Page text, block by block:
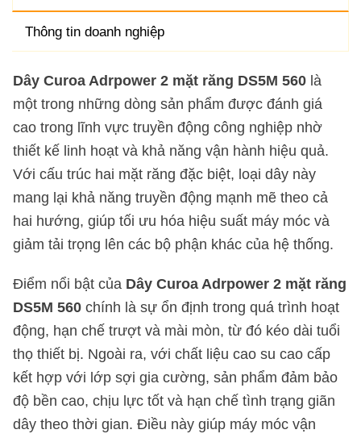
Thông tin doanh nghiệp
Dây Curoa Adrpower 2 mặt răng DS5M 560 là
một trong những dòng sản phẩm được đánh giá
cao trong lĩnh vực truyền động công nghiệp nhờ
thiết kế linh hoạt và khả năng vận hành hiệu quả.
Với cấu trúc hai mặt răng đặc biệt, loại dây này
mang lại khả năng truyền động mạnh mẽ theo cả
hai hướng, giúp tối ưu hóa hiệu suất máy móc và
giảm tải trọng lên các bộ phận khác của hệ thống.
Điểm nổi bật của Dây Curoa Adrpower 2 mặt răng
DS5M 560 chính là sự ổn định trong quá trình hoạt
động, hạn chế trượt và mài mòn, từ đó kéo dài tuổi
thọ thiết bị. Ngoài ra, với chất liệu cao su cao cấp
kết hợp với lớp sợi gia cường, sản phẩm đảm bảo
độ bền cao, chịu lực tốt và hạn chế tình trạng giãn
dây theo thời gian. Điều này giúp máy móc vận